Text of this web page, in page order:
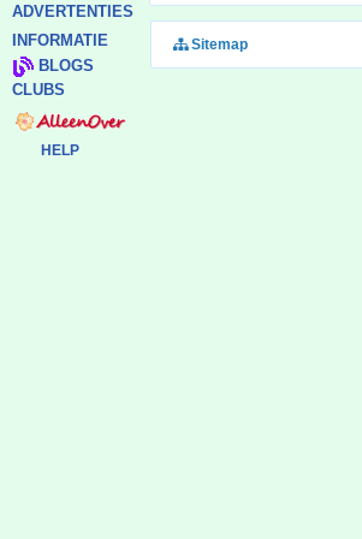
ADVERTENTIES
INFORMATIE
BLOGS
CLUBS
HELP
Sitemap